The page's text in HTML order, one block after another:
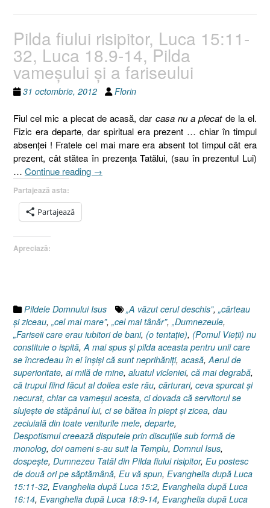
Pilda fiului risipitor, Luca 15:11-
32, Luca 18.9-14, Pilda
vameşului şi a fariseului
31 octombrie, 2012 Florin
Fiul cel mic a plecat de acasă, dar casa nu a plecatde la el.
Fizic era departe, dar spiritual era prezent … chiar în timpul
absenţei ! Fratele cel mai mare era absent tot timpul cât era
prezent, cât stătea în prezenţa Tatălui, (sau în prezentul Lui)
… Continue reading „Pilda
vameşului
şi
a
fariseului”
→
Partajează asta:
Partajează
Apreciază:
Pildele Domnului Isus „A văzut cerul deschis”, „cârteau
şi ziceau, „cel mai mare”, „cel mai tânăr”, „Dumnezeule,
„Fariseii care erau iubitori de bani, (o tentaţie), (Pomul Vieţii) nu
constituie o ispită, A mai spus şi pilda aceasta pentru unii care
se încredeau în ei înşişi că sunt neprihăniţi, acasă, Aerul de
superioritate, ai milă de mine, aluatul vicleniei, că mai degrabă,
că trupul fiind făcut al doilea este rău, cărturari, ceva spurcat şi
necurat, chiar ca vameşul acesta, ci dovada că servitorul se
slujeşte de stăpânul lui, ci se bătea în piept şi zicea, dau
zeciuială din toate veniturile mele, departe,
Despotismul creează disputele prin discuţiile sub formă de
monolog, doi oameni s-au suit la Templu, Domnul Isus,
dospeşte, Dumnezeu Tatăl din Pilda fiului risipitor, Eu postesc
de două ori pe săptămână, Eu vă spun, Evanghelia după Luca
15:11-32, Evanghelia după Luca 15:2, Evanghelia după Luca
16:14, Evanghelia după Luca 18:9-14, Evanghelia după Luca